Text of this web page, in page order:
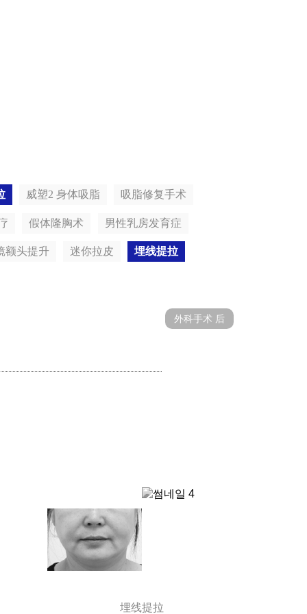
威塑2 身体吸脂 吸脂修复手术
假体隆胸术 男性乳房发育症
额头提升 迷你拉皮 埋线提拉
外科手术 后
埋线提拉